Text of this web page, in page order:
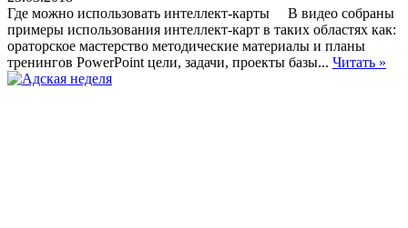
Где можно использовать интеллект-карты В видео собраны
примеры использования интеллект-карт в таких областях как:
ораторское мастерство методические материалы и планы
тренингов PowerPoint цели, задачи, проекты базы... Читать »